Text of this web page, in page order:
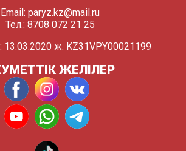
Email: paryz.kz@mail.ru
Тел.: 8708 072 21 25
13.03.2020 ж. KZ31VPY00021199
ЖЕЛІЛЕР